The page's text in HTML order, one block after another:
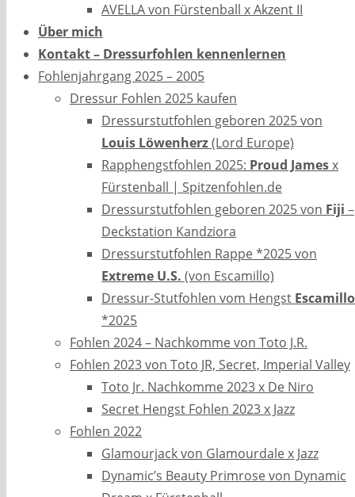
AVELLA von Fürstenball x Akzent II
Über mich
Kontakt – Dressurfohlen kennenlernen
Fohlenjahrgang 2025 – 2005
Dressur Fohlen 2025 kaufen
Dressurstutfohlen geboren 2025 von
Louis Löwenherz(Lord Europe)
Rapphengstfohlen 2025: Proud Jamesx
Fürstenball | Spitzenfohlen.de
Dressurstutfohlen geboren 2025 von Fiji –
Deckstation Kandziora
Dressurstutfohlen Rappe *2025 von
Extreme U.S. (von Escamillo)
Dressur-Stutfohlen vom Hengst Escamillo
*2025
Fohlen 2024 – Nachkomme von Toto J.R.
Fohlen 2023 von Toto JR, Secret, Imperial Valley
Toto Jr. Nachkomme 2023 x De Niro
Secret Hengst Fohlen 2023 x Jazz
Fohlen 2022
Glamourjack von Glamourdale x Jazz
Dynamic’s Beauty Primrose von Dynamic